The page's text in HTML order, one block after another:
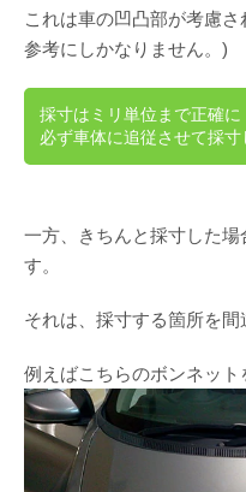
これは車の凹凸部が考慮
参考にしかなりません。)
採寸はミリ単位まで正確に
必ず車体に追従させて採寸
一方、きちんと採寸した
す。
それは、採寸する箇所を間
例えばこちらのボンネット